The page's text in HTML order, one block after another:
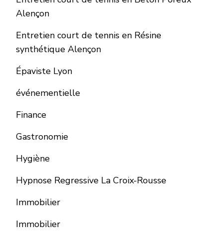
Alençon
Entretien court de tennis en Résine
synthétique Alençon
Épaviste Lyon
événementielle
Finance
Gastronomie
Hygiène
Hypnose Regressive La Croix-Rousse
Immobilier
Immobilier